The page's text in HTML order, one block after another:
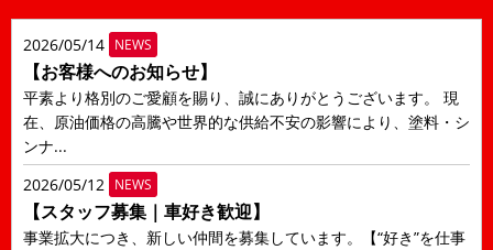
2026/05/14 NEWS
【お客様へのお知らせ】
平素より格別のご愛顧を賜り、誠にありがとうございます。 現
在、原油価格の高騰や世界的な供給不安の影響により、塗料・シ
ンナ...
2026/05/12 NEWS
【スタッフ募集｜車好き歓迎】
事業拡大につき、新しい仲間を募集しています。【“好き”を仕事